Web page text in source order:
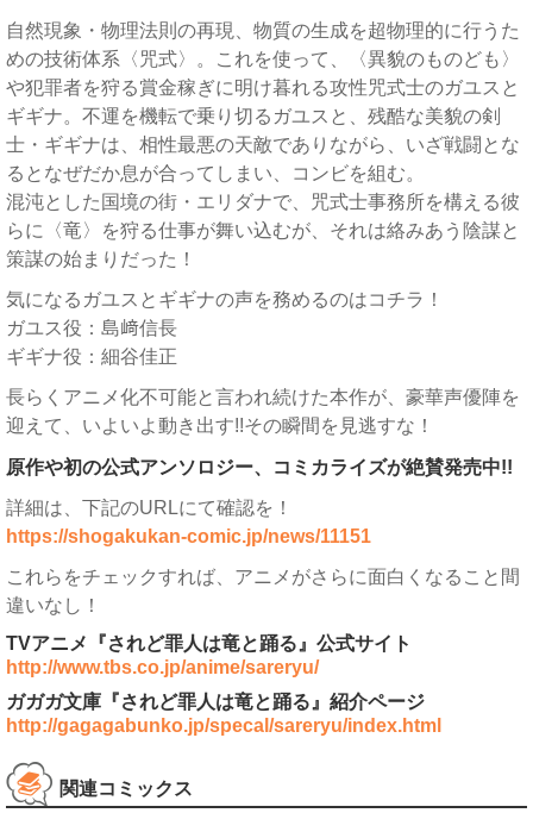
自然現象・物理法則の再現、物質の生成を超物理的に行うた
めの技術体系〈咒式〉。これを使って、〈異貌のものども〉
や犯罪者を狩る賞金稼ぎに明け暮れる攻性咒式士のガユスと
ギギナ。不運を機転で乗り切るガユスと、残酷な美貌の剣
士・ギギナは、相性最悪の天敵でありながら、いざ戦闘とな
るとなぜだか息が合ってしまい、コンビを組む。
混沌とした国境の街・エリダナで、咒式士事務所を構える彼
らに〈竜〉を狩る仕事が舞い込むが、それは絡みあう陰謀と
策謀の始まりだった！
気になるガユスとギギナの声を務めるのはコチラ！
ガユス役：島﨑信長
ギギナ役：細谷佳正
長らくアニメ化不可能と言われ続けた本作が、豪華声優陣を
迎えて、いよいよ動き出す!!その瞬間を見逃すな！
原作や初の公式アンソロジー、コミカライズが絶賛発売中!!
詳細は、下記のURLにて確認を！
https://shogakukan-comic.jp/news/11151
これらをチェックすれば、アニメがさらに面白くなること間
違いなし！
TVアニメ『されど罪人は竜と踊る』公式サイト
http://www.tbs.co.jp/anime/sareryu/
ガガガ文庫『されど罪人は竜と踊る』紹介ページ
http://gagagabunko.jp/specal/sareryu/index.html
関連コミックス